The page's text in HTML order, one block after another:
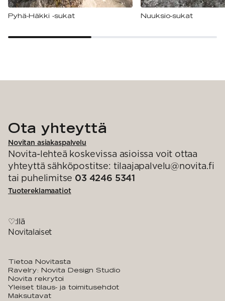
Pyhä-Häkki -sukat Nuuksio-sukat
Ota yhteyttä
Novitan asiakaspalvelu
Novita-lehteä koskevissa asioissa voit ottaa
yhteyttä sähköpostitse: tilaajapalvelu@novita.fi
tai puhelimitse 03 4246 5341
Tuotereklamaatiot
♡:llä
Novitalaiset
Tietoa Novitasta
Ravelry: Novita Design Studio
Novita rekrytoi
Yleiset tilaus- ja toimitusehdot
Maksutavat